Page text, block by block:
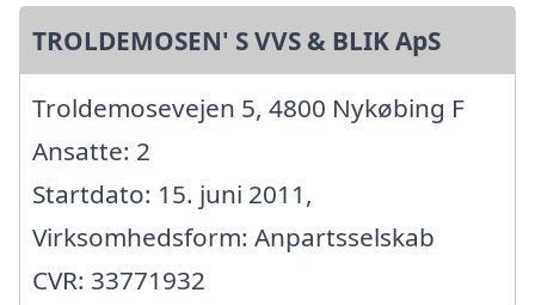
TROLDEMOSEN' S VVS & BLIK ApS
Troldemosevejen 5, 4800 Nykøbing F
Ansatte: 2
Startdato: 15. juni 2011,
Virksomhedsform: Anpartsselskab
CVR: 33771932